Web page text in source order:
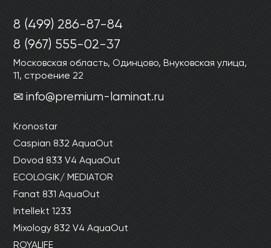
8 (499) 286-87-84
8 (967) 555-02-37
Московская область, Одинцово, Внуковская улица,
11, строение 22
info@premium-laminat.ru
Kronostar
Caspian 832 AquaOut
Dovod 833 V4 AquaOut
ECOLOGIK/ MEDIATOR
Fanat 831 AquaOut
Intellekt 1233
Mixology 832 V4 AquaOut
ROYALIFE